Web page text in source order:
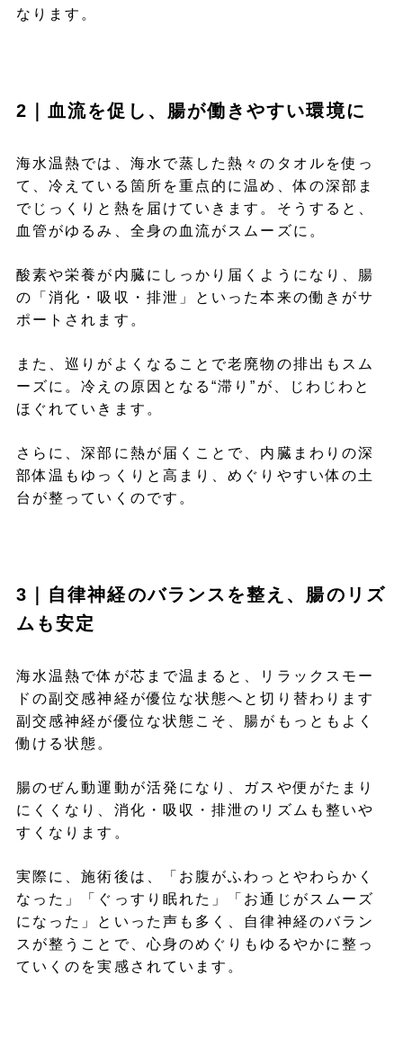
なります。
2｜血流を促し、腸が働きやすい環境に
海水温熱では、海水で蒸した熱々のタオルを使っ
て、冷えている箇所を重点的に温め、体の深部ま
でじっくりと熱を届けていきます。そうすると、
血管がゆるみ、全身の血流がスムーズに。
酸素や栄養が内臓にしっかり届くようになり、腸
の「消化・吸収・排泄」といった本来の働きがサ
ポートされます。
また、巡りがよくなることで老廃物の排出もスム
ーズに。冷えの原因となる“滞り”が、じわじわと
ほぐれていきます。
さらに、深部に熱が届くことで、内臓まわりの深
部体温もゆっくりと高まり、めぐりやすい体の土
台が整っていくのです。
3｜自律神経のバランスを整え、腸のリズ
ムも安定
海水温熱で体が芯まで温まると、リラックスモー
ドの副交感神経が優位な状態へと切り替わります
副交感神経が優位な状態こそ、腸がもっともよく
働ける状態。
腸のぜん動運動が活発になり、ガスや便がたまり
にくくなり、消化・吸収・排泄のリズムも整いや
すくなります。
実際に、施術後は、「お腹がふわっとやわらかく
なった」「ぐっすり眠れた」「お通じがスムーズ
になった」といった声も多く、自律神経のバラン
スが整うことで、心身のめぐりもゆるやかに整っ
ていくのを実感されています。